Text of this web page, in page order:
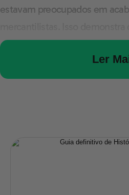
estavam preocupados em
revolucionário do século XIX
Ler